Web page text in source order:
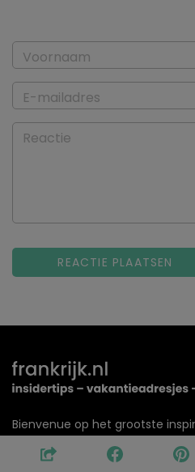
Voornaam
E-mailadres
Reactie
Bienvenue op het grootste
met reisreportages,
de Franse cultuur & lifestyle en